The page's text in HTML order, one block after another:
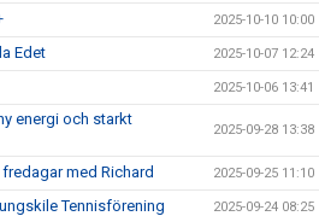
2025-10-10 10:00
Edet 2025-10-07 12:24
2025-10-06 13:41
energi och starkt
2025-09-28 13:38
med Richard 2025-09-25 11:10
Tennisförening 2025-09-24 08:25